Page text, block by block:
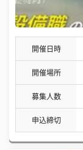
開催日時
開催場所
募集人数
申込締切